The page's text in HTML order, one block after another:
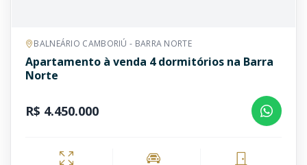
BALNEÁRIO CAMBORIÚ - BARRA NORTE
Apartamento à venda 4 dormitórios na Barra
Norte
R$ 4.450.000